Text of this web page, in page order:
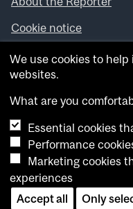
Cookie notice
Looking for more news,
theMcGill Newsroom .
archives.
Want to contribute an
Submit your item
Have an idea for a
whatsnew.cer@mcgill.ca
We use cookies to
websites.
What are you
Essential cookies
Performance
Marketing cookies
experiences
Accept all
Only